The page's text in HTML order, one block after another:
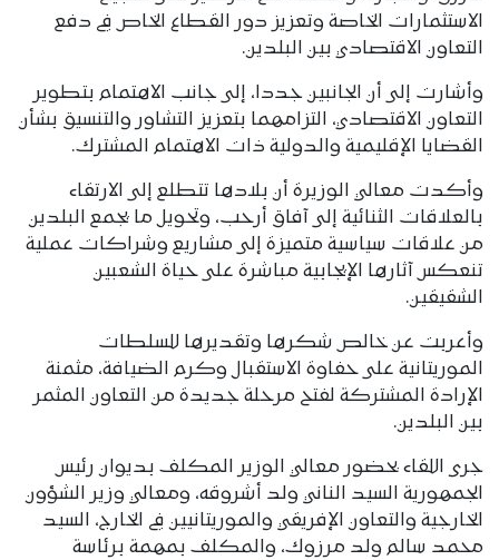
الاستثمارات الخاصة وتعزيز دور القطاع الخاص في دفع
التعاون الاقتصادي بين البلدين.
وأشارت إلى أن الجانبين جددا، إلى جانب الاهتمام بتطوير
التعاون الاقتصادي، التزامهما بتعزيز التشاور والتنسيق بشأن
القضايا الإقليمية والدولية ذات الاهتمام المشترك.
وأكدت معالي الوزيرة أن بلادها تتطلع إلى الارتقاء
بالعلاقات الثنائية إلى آفاق أرحب، وتحويل ما يجمع البلدين
من علاقات سياسية متميزة إلى مشاريع وشراكات عملية
تنعكس آثارها الإيجابية مباشرة على حياة الشعبين
الشقيقين.
وأعربت عن خالص شكرها وتقديرها للسلطات
الموريتانية على حفاوة الاستقبال وكرم الضيافة، مثمنة
الإرادة المشتركة لفتح مرحلة جديدة من التعاون المثمر
بين البلدين.
جرى اللقاء بحضور معالي الوزير المكلف بديوان رئيس
الجمهورية السيد الناني ولد أشروقه، ومعالي وزير الشؤون
الخارجية والتعاون الإفريقي والموريتانيين في الخارج، السيد
محمد سالم ولد مرزوك، والمكلف بمهمة برئاسة